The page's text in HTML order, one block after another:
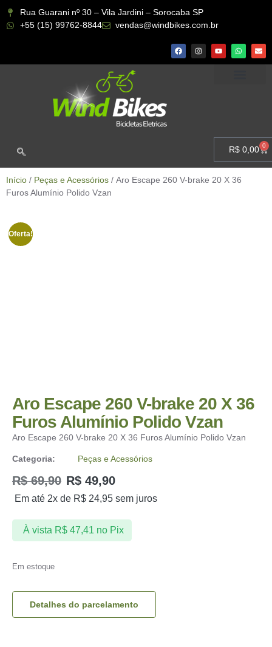
Rua Guarani nº 30 – Vila Jardini – Sorocaba SP
+55 (15) 99762-8844
vendas@windbikes.com.br
R$ 0,00 0
Início / Peças e Acessórios / Aro Escape 260 V-brake 20 X 36
Furos Alumínio Polido Vzan
Oferta!
Aro Escape 260 V-brake 20 X 36
Furos Alumínio Polido Vzan
Aro Escape 260 V-brake 20 X 36 Furos Alumínio Polido Vzan
Categoria: Peças e Acessórios
R$69,90 R$ 49,90
Em até 2x de R$ 24,95 sem juros
À vista R$47,41 no Pix
Em estoque
Detalhes do parcelamento